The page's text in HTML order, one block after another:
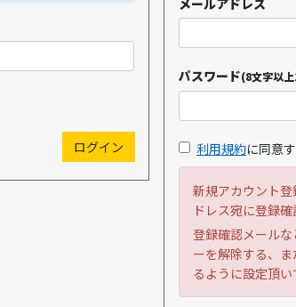
ログイン
OFFICIAL SITE
メールアドレス
パスワード(8文字以
利用規約に同意
新規アカウント
ドレス宛に登録
登録確認メール
ーを解除する、
るように設定頂い